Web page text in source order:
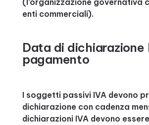
(l’organizzazione governativa
enti commerciali).
Data di dichiarazione
pagamento
I soggetti passivi IVA devono
dichiarazione con cadenza
dichiarazioni IVA devono